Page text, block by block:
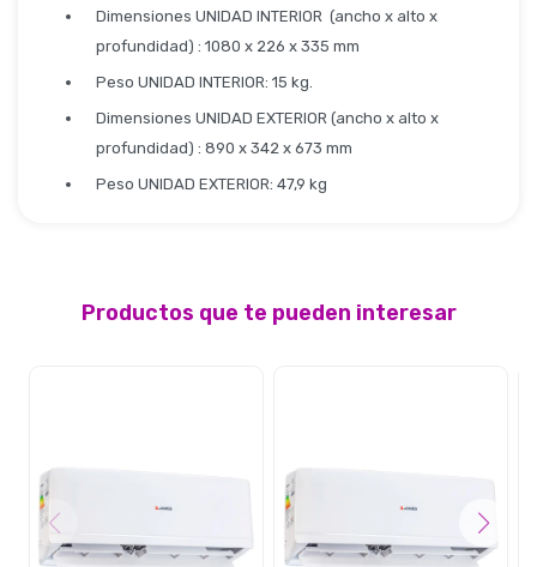
Dimensiones UNIDAD INTERIOR (ancho x alto x
profundidad) : 1080 x 226 x 335 mm
Peso UNIDAD INTERIOR: 15 kg.
Dimensiones UNIDAD EXTERIOR (ancho x alto x
profundidad) : 890 x 342 x 673 mm
Peso UNIDAD EXTERIOR: 47,9 kg
Productos que te pueden interesar